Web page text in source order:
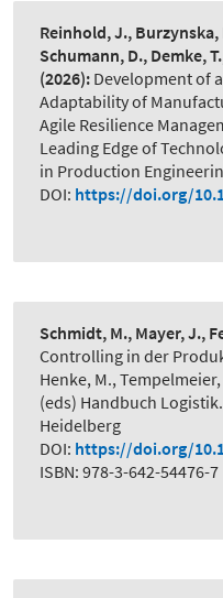
Reinhold, J.,
Schumann, D., Demke,
(2026): Development of
Adaptability of
Agile Resilience
Leading Edge of
in Production
DOI: https://doi.org/
Schmidt, M., Mayer, J.,
Controlling in der
Henke, M.,
(eds) Handbuch
Heidelberg
DOI: https://doi.org/
ISBN: 978-3-642-54476-7